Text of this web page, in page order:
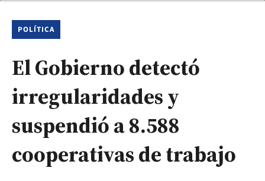
POLÍTICA
El Gobierno detectó
irregularidades y
suspendió a 8.588
cooperativas de trabajo